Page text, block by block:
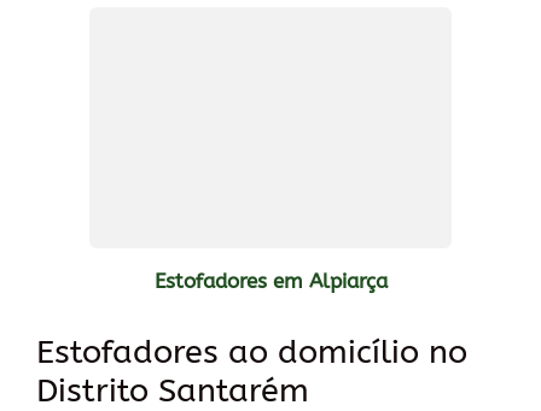
Estofadores em Alpiarça
Estofadores ao domicílio no
Distrito Santarém